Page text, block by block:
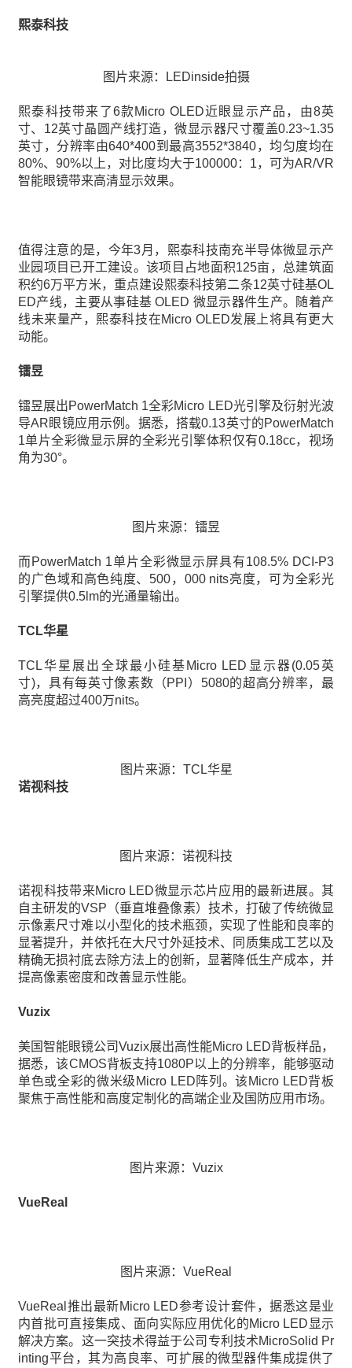
熙泰科技
图片来源：LEDinside拍摄
熙泰科技带来了6款Micro OLED近眼显示产品，由8英
寸、12英寸晶圆产线打造，微显示器尺寸覆盖0.23~1.35
英寸，分辨率由640*400到最高3552*3840，均匀度均在
80%、90%以上，对比度均大于100000：1，可为AR/VR
智能眼镜带来高清显示效果。
值得注意的是，今年3月，熙泰科技南充半导体微显示产
业园项目已开工建设。该项目占地面积125亩，总建筑面
积约6万平方米，重点建设熙泰科技第二条12英寸硅基OL
ED产线，主要从事硅基 OLED 微显示器件生产。随着产
线未来量产，熙泰科技在Micro OLED发展上将具有更大
动能。
镭昱
镭昱展出PowerMatch 1全彩Micro LED光引擎及衍射光波
导AR眼镜应用示例。据悉，搭载0.13英寸的PowerMatch
1单片全彩微显示屏的全彩光引擎体积仅有0.18cc，视场
角为30°。
图片来源：镭昱
而PowerMatch 1单片全彩微显示屏具有108.5% DCI-P3
的广色域和高色纯度、500，000 nits亮度，可为全彩光
引擎提供0.5lm的光通量输出。
TCL华星
TCL华星展出全球最小硅基Micro LED显示器(0.05英
寸)，具有每英寸像素数（PPI）5080的超高分辨率，最
高亮度超过400万nits。
图片来源：TCL华星
诺视科技
图片来源：诺视科技
诺视科技带来Micro LED微显示芯片应用的最新进展。其
自主研发的VSP（垂直堆叠像素）技术，打破了传统微显
示像素尺寸难以小型化的技术瓶颈，实现了性能和良率的
显著提升，并依托在大尺寸外延技术、同质集成工艺以及
精确无损衬底去除方法上的创新，显著降低生产成本，并
提高像素密度和改善显示性能。
Vuzix
美国智能眼镜公司Vuzix展出高性能Micro LED背板样品，
据悉，该CMOS背板支持1080P以上的分辨率，能够驱动
单色或全彩的微米级Micro LED阵列。该Micro LED背板
聚焦于高性能和高度定制化的高端企业及国防应用市场。
图片来源：Vuzix
VueReal
图片来源：VueReal
VueReal推出最新Micro LED参考设计套件，据悉这是业
内首批可直接集成、面向实际应用优化的Micro LED显示
解决方案。这一突技术得益于公司专利技术MicroSolid Pr
inting平台，其为高良率、可扩展的微型器件集成提供了